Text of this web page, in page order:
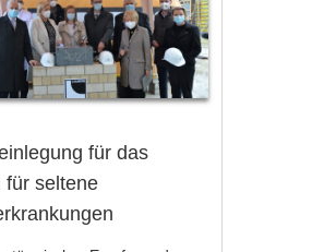
für das
für seltene